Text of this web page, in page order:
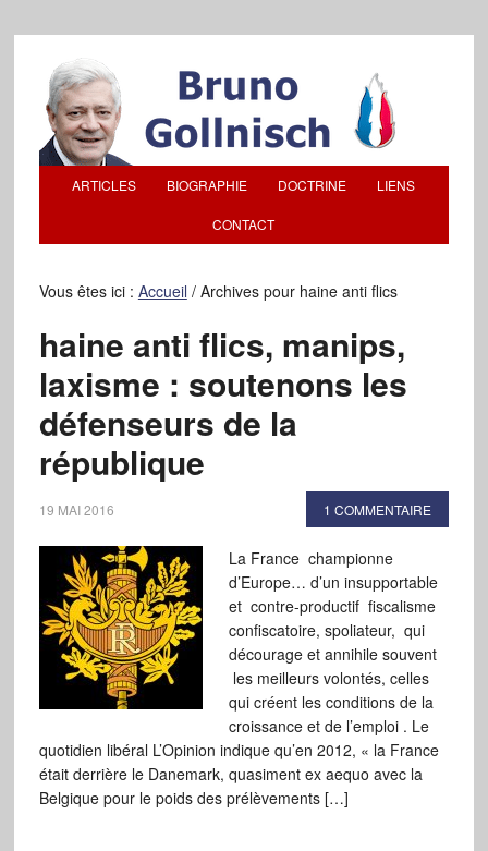
ARTICLES BIOGRAPHIE DOCTRINE LIENS
CONTACT
Vous êtes ici : Accueil /Archives pour haine anti flics
haine anti flics, manips,
laxisme : soutenons les
défenseurs de la
république
19 MAI 2016 1 COMMENTAIRE
La France championne
d’Europe… d’un insupportable
et contre-productif fiscalisme
confiscatoire, spoliateur, qui
décourage et annihile souvent
les meilleurs volontés, celles
qui créent les conditions de la
croissance et de l’emploi . Le
quotidien libéral L’Opinion indique qu’en 2012, « la France
était derrière le Danemark, quasiment ex aequo avec la
Belgique pour le poids des prélèvements […]